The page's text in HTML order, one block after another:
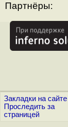
Партнёры:
Закладки на сайте
Проследить за
страницей